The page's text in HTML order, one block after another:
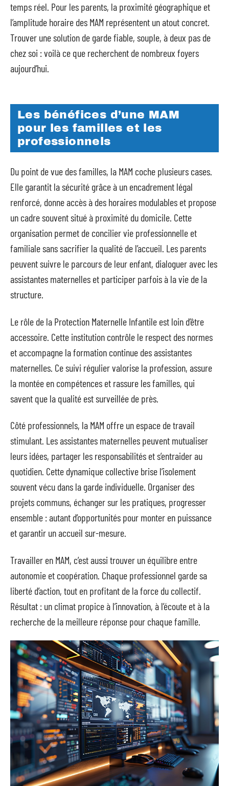
temps réel. Pour les parents, la proximité géographique et
l’amplitude horaire des MAM représentent un atout concret.
Trouver une solution de garde fiable, souple, à deux pas de
chez soi : voilà ce que recherchent de nombreux foyers
aujourd’hui.
Les bénéfices d’une MAM
pour les familles et les
professionnels
Du point de vue des familles, la MAM coche plusieurs cases.
Elle garantit la sécurité grâce à un encadrement légal
renforcé, donne accès à des horaires modulables et propose
un cadre souvent situé à proximité du domicile. Cette
organisation permet de concilier vie professionnelle et
familiale sans sacrifier la qualité de l’accueil. Les parents
peuvent suivre le parcours de leur enfant, dialoguer avec les
assistantes maternelles et participer parfois à la vie de la
structure.
Le rôle de la Protection Maternelle Infantile est loin d’être
accessoire. Cette institution contrôle le respect des normes
et accompagne la formation continue des assistantes
maternelles. Ce suivi régulier valorise la profession, assure
la montée en compétences et rassure les familles, qui
savent que la qualité est surveillée de près.
Côté professionnels, la MAM offre un espace de travail
stimulant. Les assistantes maternelles peuvent mutualiser
leurs idées, partager les responsabilités et s’entraider au
quotidien. Cette dynamique collective brise l’isolement
souvent vécu dans la garde individuelle. Organiser des
projets communs, échanger sur les pratiques, progresser
ensemble : autant d’opportunités pour monter en puissance
et garantir un accueil sur-mesure.
Travailler en MAM, c’est aussi trouver un équilibre entre
autonomie et coopération. Chaque professionnel garde sa
liberté d’action, tout en profitant de la force du collectif.
Résultat : un climat propice à l’innovation, à l’écoute et à la
recherche de la meilleure réponse pour chaque famille.